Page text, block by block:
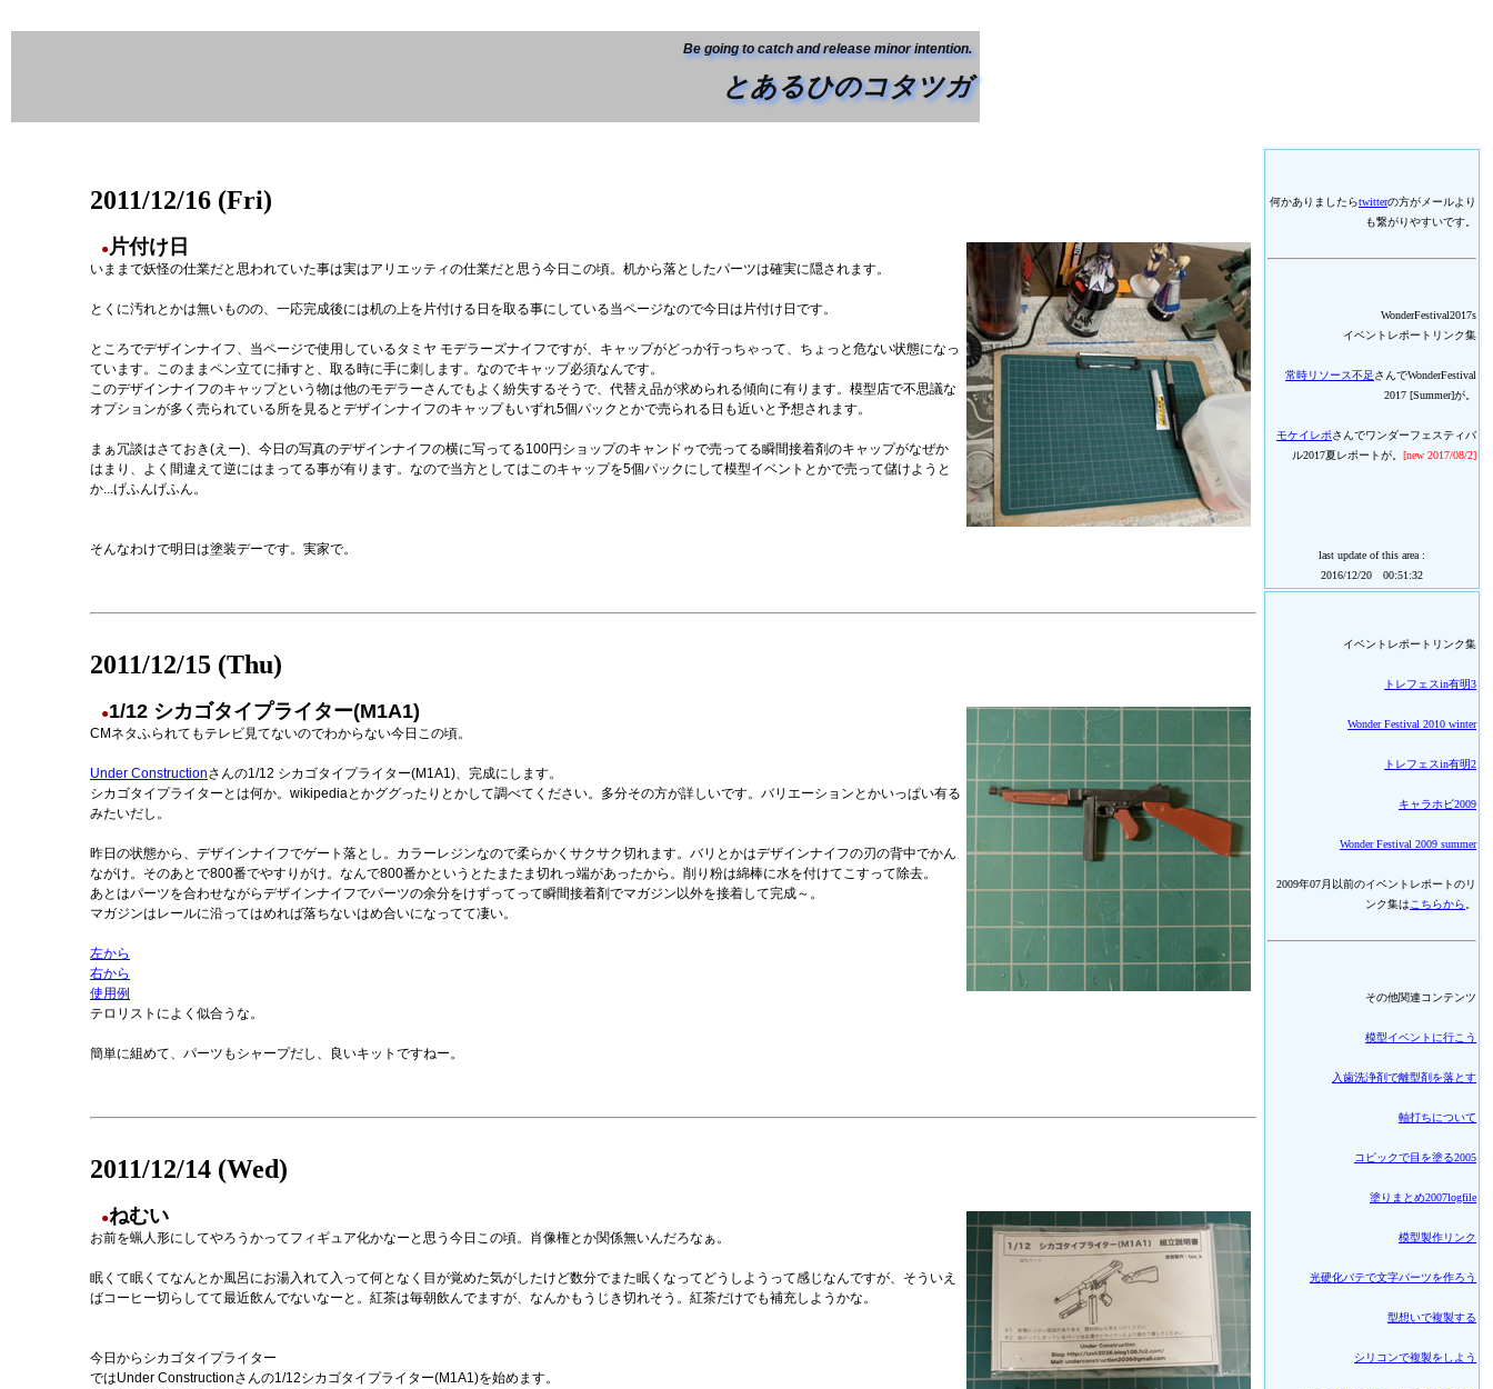
Be going to catch and release minor intention.
とあるひのコタツガ
2011/12/16 (Fri)
●片付け日
いままで妖怪の仕業だと思われていた事は実はアリエッティの仕業だと思う今日この頃。机から落としたパーツは確実に隠されます。
とくに汚れとかは無いものの、一応完成後には机の上を片付ける日を取る事にしている当ページなので今日は片付け日です。
ところでデザインナイフ、当ページで使用しているタミヤ モデラーズナイフですが、キャップがどっか行っちゃって、ちょっと危ない状態になっ
ています。このままペン立てに挿すと、取る時に手に刺します。なのでキャップ必須なんです。
このデザインナイフのキャップという物は他のモデラーさんでもよく紛失するそうで、代替え品が求められる傾向に有ります。模型店で不思議な
オプションが多く売られている所を見るとデザインナイフのキャップもいずれ5個パックとかで売られる日も近いと予想されます。
まぁ冗談はさておき(えー)、今日の写真のデザインナイフの横に写ってる100円ショップのキャンドゥで売ってる瞬間接着剤のキャップがなぜか
はまり、よく間違えて逆にはまってる事が有ります。なので当方としてはこのキャップを5個パックにして模型イベントとかで売って儲けようと
か...げふんげふん。
そんなわけで明日は塗装デーです。実家で。
2011/12/15 (Thu)
●1/12 シカゴタイプライター(M1A1)
CMネタふられてもテレビ見てないのでわからない今日この頃。
Under Constructionさんの1/12 シカゴタイプライター(M1A1)、完成にします。
シカゴタイプライターとは何か。wikipediaとかググったりとかして調べてください。多分その方が詳しいです。バリエーションとかいっぱい有る
みたいだし。
昨日の状態から、デザインナイフでゲート落とし。カラーレジンなので柔らかくサクサク切れます。バリとかはデザインナイフの刃の背中でかん
ながけ。そのあとで800番でやすりがけ。なんで800番かというとたまたま切れっ端があったから。削り粉は綿棒に水を付けてこすって除去。
あとはパーツを合わせながらデザインナイフでパーツの余分をけずってって瞬間接着剤でマガジン以外を接着して完成～。
マガジンはレールに沿ってはめれば落ちないはめ合いになってて凄い。
左から
右から
使用例
テロリストによく似合うな。
簡単に組めて、パーツもシャープだし、良いキットですねー。
2011/12/14 (Wed)
●ねむい
お前を蝋人形にしてやろうかってフィギュア化かなーと思う今日この頃。肖像権とか関係無いんだろなぁ。
眠くて眠くてなんとか風呂にお湯入れて入って何となく目が覚めた気がしたけど数分でまた眠くなってどうしようって感じなんですが、そういえ
ばコーヒー切らしてて最近飲んでないなーと。紅茶は毎朝飲んでますが、なんかもうじき切れそう。紅茶だけでも補充しようかな。
今日からシカゴタイプライター
ではUnder Constructionさんの1/12シカゴタイプライター(M1A1)を始めます。
何かありましたらtwitterの方がメールより
も繋がりやすいです。
WonderFestival2017s
イベントレポートリンク集
常時リソース不足さんでWonderFestival
2017 [Summer]が。
モケイレポさんでワンダーフェスティバ
ル2017夏レポートが。 [new 2017/08/2]
last update of this area :
2016/12/20 00:51:32
イベントレポートリンク集
トレフェスin有明3
Wonder Festival 2010 winter
トレフェスin有明2
キャラホビ2009
Wonder Festival 2009 summer
2009年07月以前のイベントレポートのリ
ンク集は こちらから
その他関連コンテンツ
模型イベントに行こう
入歯洗浄剤で離型剤を落とす
軸打ちについて
コピックで目を塗る2005
塗りまとめ2007logfile
模型製作リンク
光硬化パテで文字パーツを作ろう
型想いで複製する
シリコンで複製をしよう